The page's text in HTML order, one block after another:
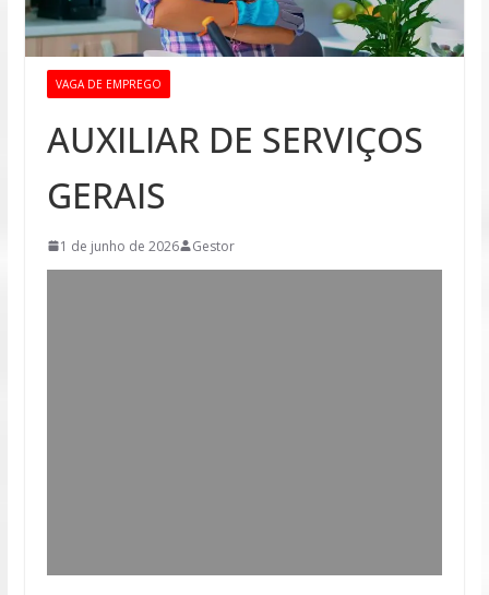
VAGA DE EMPREGO
AUXILIAR DE SERVIÇOS
GERAIS
1 de junho de 2026 Gestor